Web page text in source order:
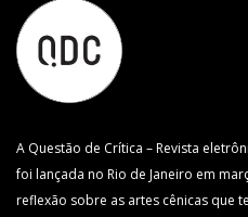
A Questão de Crítica – Revista
foi lançada no Rio de Janeiro em
reflexão sobre as artes cênicas que